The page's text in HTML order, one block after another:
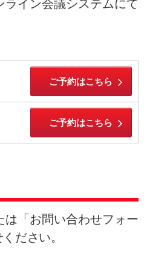
予約
てご予約ください